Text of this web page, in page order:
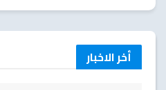
أخر الاخبار